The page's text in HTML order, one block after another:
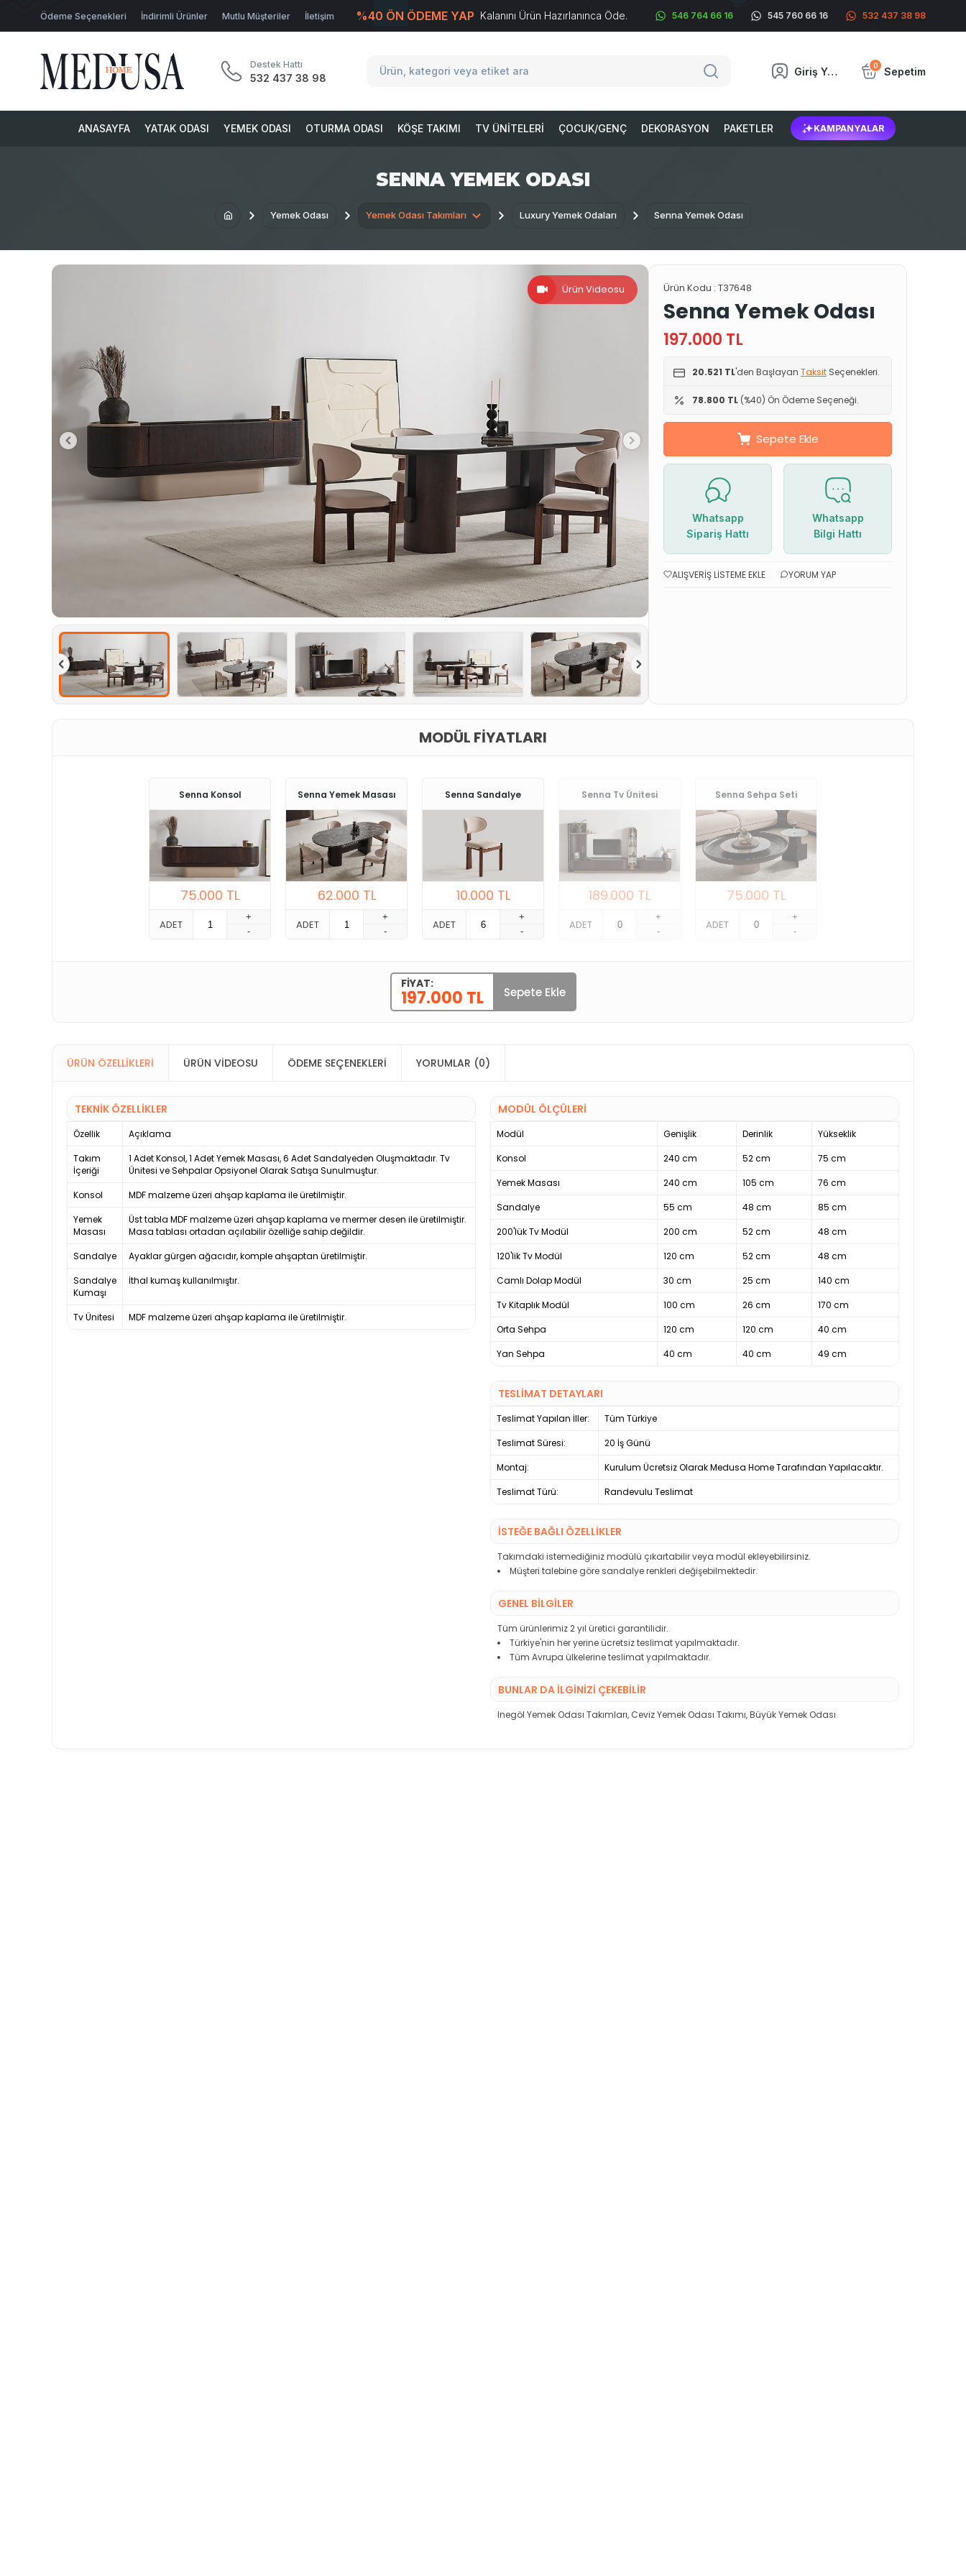
Ödeme Seçenekleri İndirimli Ürünler Mutlu Müşteriler İletişim %40 ÖN ÖDEME YAP Kalanını Ürün Hazırlanınca Öde. 546 764 66 16 545 760 66 16 532 437 38 98
Destek Hattı
532 437 38 98
Giriş Yap 0 Sepetim
ANASAYFA YATAK ODASI YEMEK ODASI OTURMA ODASI KÖŞE TAKIMI TV ÜNITELERI ÇOCUK/GENÇ DEKORASYON PAKETLER KAMPANYALAR
SENNA YEMEK ODASI
Yemek Odası Yemek Odası Takımları Luxury Yemek Odaları Senna Yemek Odası
Ürün Videosu Ürün Kodu : T37648
Senna Yemek Odası
197.000 TL
20.521 TL'den Başlayan Taksit Seçenekleri.
78.800 TL (%40) Ön Ödeme Seçeneği.
Sepete Ekle
Whatsapp
Sipariş Hattı
Whatsapp
Bilgi Hattı
ALIŞVERIŞ LISTEME EKLE YORUM YAP
MODÜL FIYATLARI
Senna Konsol
75.000 TL
ADET
+
-
Senna Yemek Masası
62.000 TL
ADET
+
-
Senna Sandalye
10.000 TL
ADET
+
-
Senna Tv Ünitesi
189.000 TL
ADET
+
-
Senna Sehpa Seti
75.000 TL
ADET
+
-
FIYAT:
197.000 TL Sepete Ekle
ÜRÜN ÖZELLIKLERI ÜRÜN VIDEOSU ÖDEME SEÇENEKLERI YORUMLAR (0)
TEKNİK ÖZELLİKLER
Özellik
Açıklama
Takım
İçeriği
1 Adet Konsol, 1 Adet Yemek Masası, 6 Adet Sandalyeden Oluşmaktadır. Tv
Ünitesi ve Sehpalar Opsiyonel Olarak Satışa Sunulmuştur.
Konsol
MDF malzeme üzeri ahşap kaplama ile üretilmiştir.
Yemek
Masası
Üst tabla MDF malzeme üzeri ahşap kaplama ve mermer desen ile üretilmiştir.
Masa tablası ortadan açılabilir özelliğe sahip değildir.
Sandalye
Ayaklar gürgen ağacıdır, komple ahşaptan üretilmiştir.
Sandalye
Kumaşı
İthal kumaş kullanılmıştır.
Tv Ünitesi MDF malzeme üzeri ahşap kaplama ile üretilmiştir.
MODÜL ÖLÇÜLERİ
Modül Genişlik Derinlik
Yükseklik
Konsol
240 cm 52 cm
75 cm
Yemek Masası
240 cm 105 cm
76 cm
Sandalye
55 cm 48 cm
85 cm
200'lük Tv Modül
200 cm 52 cm
48 cm
120'lik Tv Modül
120 cm 52 cm
48 cm
Camlı Dolap Modül
30 cm 25 cm
140 cm
Tv Kitaplık Modül
100 cm 26 cm
170 cm
Orta Sehpa
120 cm 120 cm
40 cm
Yan Sehpa
40 cm 40 cm 49 cm
TESLİMAT DETAYLARI
Teslimat Yapılan İller:
Tüm Türkiye
Teslimat Süresi:
20 İş Günü
Montaj:
Kurulum Ücretsiz Olarak Medusa Home Tarafından Yapılacaktır.
Teslimat Türü:
Randevulu Teslimat
İSTEĞE BAĞLI ÖZELLİKLER
Takımdaki istemediğiniz modülü çıkartabilir veya modül ekleyebilirsiniz.
Müşteri talebine göre sandalye renkleri değişebilmektedir.
GENEL BİLGİLER
Tüm ürünlerimiz 2 yıl üretici garantilidir.
Türkiye'nin her yerine ücretsiz teslimat yapılmaktadır.
Tüm Avrupa ülkelerine teslimat yapılmaktadır.
BUNLAR DA İLGINIZI ÇEKEBILIR
Inegöl Yemek Odası Takımları, Ceviz Yemek Odası Takımı,Büyük Yemek Odası
T-Soft E-TicaretSistemleriyle Hazırlanmıştır.